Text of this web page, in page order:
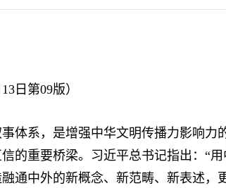
日第09版）
系，是增强中华文明传播力影响力
的重要桥梁。习近平总书记指出：“用
通中外的新概念、新范畴、新表述，